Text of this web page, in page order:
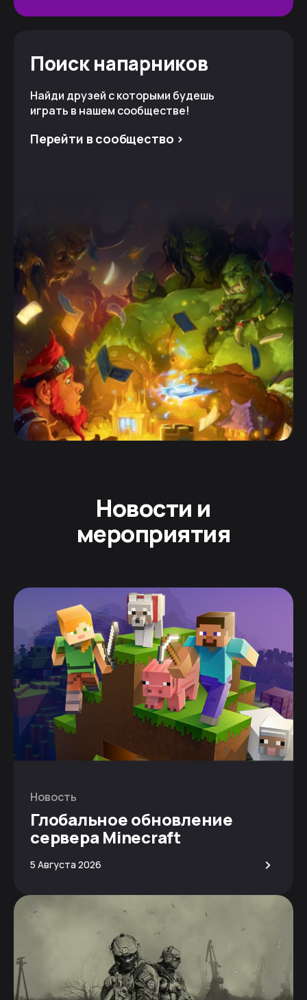
Поиск напарников
Найди друзей с которыми будешь
играть в нашем сообществе!
Перейти в сообщество >
Новости и
мероприятия
Новость
Глобальное обновление
сервера Minecraft
5 Августа 2026 >